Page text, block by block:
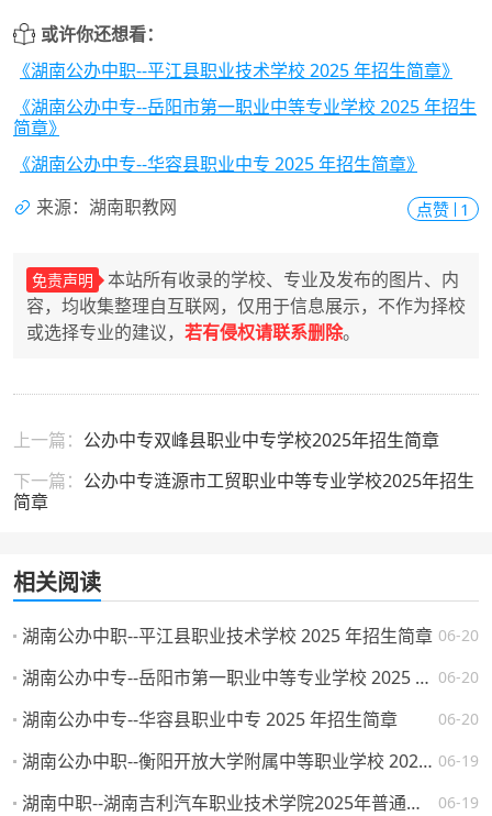
或许你还想看：
《湖南公办中职--平江县职业技术学校 2025 年招生简章》
《湖南公办中专--岳阳市第一职业中等专业学校 2025 年招生
简章》
《湖南公办中专--华容县职业中专 2025 年招生简章》
来源：湖南职教网
点赞 1
免责声明
本站所有收录的学校、专业及发布的图片、内
容，均收集整理自互联网，仅用于信息展示，不作为择校
或选择专业的建议， 若有侵权请联系删除。
上一篇： 公办中专双峰县职业中专学校2025年招生简章
下一篇： 公办中专涟源市工贸职业中等专业学校2025年招生
简章
相关阅读
06-20
湖南公办中职--平江县职业技术学校 2025 年招生简章
06-20
湖南公办中专--岳阳市第一职业中等专业学校 2025 年招生简章
06-20
湖南公办中专--华容县职业中专 2025 年招生简章
06-19
湖南公办中职--衡阳开放大学附属中等职业学校 2025 年招生简章
06-19
湖南中职--湖南吉利汽车职业技术学院2025年普通高校招生章程